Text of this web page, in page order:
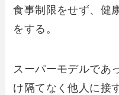
食事制限をせず、健
をする。
スーパーモデルであ
け隔てなく他人に接